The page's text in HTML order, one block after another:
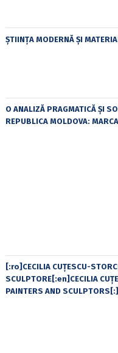
ȘTIINȚA MODERNĂ ȘI
O ANALIZĂ PRAGMATICĂ ȘI
REPUBLICA MOLDOVA:
[:ro]CECILIA CUŢESCU-
SCULPTORE[:en]CECILIA
PAINTERS AND SCULPTORS[:]